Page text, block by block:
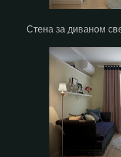
Стена за диваном